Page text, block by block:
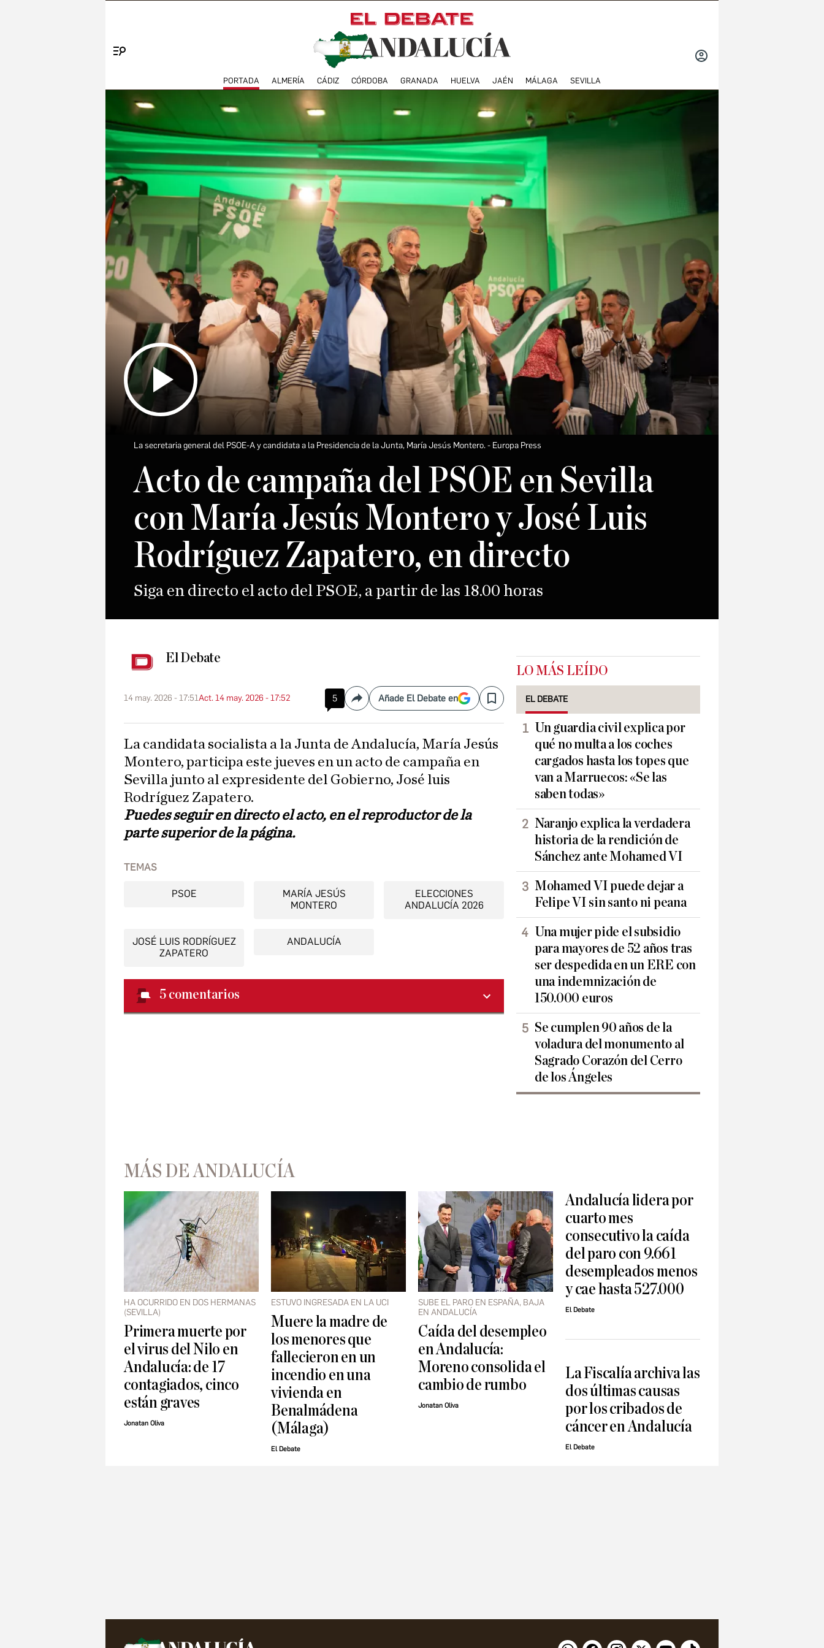
PORTADA ALMERÍA CÁDIZ CÓRDOBA GRANADA HUELVA JAÉN MÁLAGA SEVILLA
La secretaria general del PSOE-A y candidata a la Presidencia de la Junta, María Jesús Montero. Europa Press
Acto de campaña del PSOE en Sevilla
con María Jesús Montero y José Luis
Rodríguez Zapatero, en directo
Siga en directo el acto del PSOE, a partir de las 18.00 horas
El Debate
14 may. 2026 - 17:51Act. 14 may. 2026 - 17:52 5 CompartirAñade El Debate en Save
La candidata socialista a la Junta de Andalucía, María Jesús
Montero, participa este jueves en un acto de campaña en
Sevilla junto al expresidente del Gobierno, José luis
Rodríguez Zapatero.
Puedes seguir en directo el acto, en el reproductor de la
parte superior de la página.
TEMAS
PSOE
MARÍA JESÚS
MONTERO
ELECCIONES
ANDALUCÍA 2026
JOSÉ LUIS RODRÍGUEZ
ZAPATERO
ANDALUCÍA
5 comentarios
LO MÁS LEÍDO
EL DEBATE
Un guardia civil explica por
qué no multa a los coches
cargados hasta los topes que
van a Marruecos: «Se las
saben todas»
Naranjo explica la verdadera
historia de la rendición de
Sánchez ante Mohamed VI
Mohamed VI puede dejar a
Felipe VI sin santo ni peana
Una mujer pide el subsidio
para mayores de 52 años tras
ser despedida en un ERE con
una indemnización de
150.000 euros
Se cumplen 90 años de la
voladura del monumento al
Sagrado Corazón del Cerro
de los Ángeles
MÁS DE ANDALUCÍA
HA OCURRIDO EN DOS HERMANAS
(SEVILLA)
Primera muerte por
el virus del Nilo en
Andalucía: de 17
contagiados, cinco
están graves
Jonatan Oliva
ESTUVO INGRESADA EN LA UCI
Muere la madre de
los menores que
fallecieron en un
incendio en una
vivienda en
Benalmádena
(Málaga)
El Debate
SUBE EL PARO EN ESPAÑA, BAJA
EN ANDALUCÍA
Caída del desempleo
en Andalucía:
Moreno consolida el
cambio de rumbo
Jonatan Oliva
Andalucía lidera por
cuarto mes
consecutivo la caída
del paro con 9.661
desempleados menos
y cae hasta 527.000
El Debate
La Fiscalía archiva las
dos últimas causas
por los cribados de
cáncer en Andalucía
El Debate